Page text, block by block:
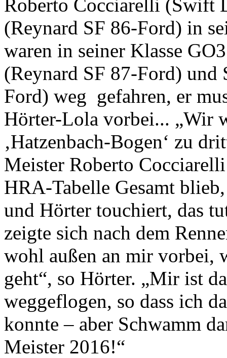
Roberto Cocciarelli (Swift
(Reynard SF 86-Ford) in
waren in seiner Klasse
(Reynard SF 87-Ford) und
Ford) weg gefahren, er
Hörter-Lola vorbei... „Wir
‚Hatzenbach-Bogen‘ zu
Meister Roberto
HRA-Tabelle Gesamt
und Hörter touchiert, das
zeigte sich nach dem
wohl außen an mir vorbei,
geht“, so Hörter. „Mir ist
weggeflogen, so dass ich
konnte – aber Schwamm
Meister 2016!“